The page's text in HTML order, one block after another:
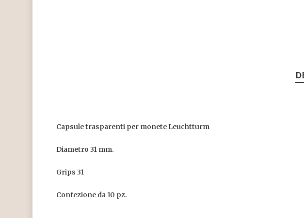
Capsule trasparenti per monete Leuchtturm
Diametro 31 mm.
Grips 31
Confezione da 10 pz.